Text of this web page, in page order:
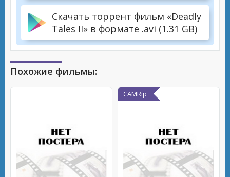
Скачать торрент фильм «Deadly
Tales II» в формате .avi (1.31 GB)
Похожие фильмы:
CAMRip